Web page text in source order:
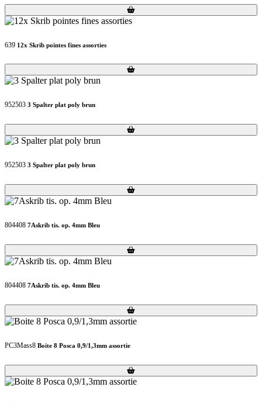
Loading...
Loading...
639 12x Skrib pointes fines assorties
Loading...
Loading...
952503 3 Spalter plat poly brun
Loading...
Loading...
952503 3 Spalter plat poly brun
Loading...
Loading...
804408 7Askrib tis. op. 4mm Bleu
Loading...
Loading...
804408 7Askrib tis. op. 4mm Bleu
Loading...
Loading...
PC3Mass8 Boite 8 Posca 0,9/1,3mm assortie
Loading...
Loading...